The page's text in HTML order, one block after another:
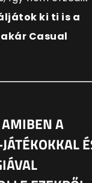
ki ti is a
Casual
A